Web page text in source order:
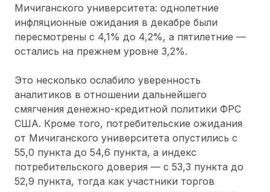
Мичиганского университета: однолетние
инфляционные ожидания в декабре были
пересмотрены с 4,1% до 4,2%, а пятилетние —
остались на прежнем уровне 3,2%.
Это несколько ослабило уверенность
аналитиков в отношении дальнейшего
смягчения денежно-кредитной политики ФРС
США. Кроме того, потребительские ожидания
от Мичиганского университета опустились с
55,0 пункта до 54,6 пункта, а индекс
потребительского доверия — с 53,3 пункта до
52,9 пункта, тогда как участники торгов